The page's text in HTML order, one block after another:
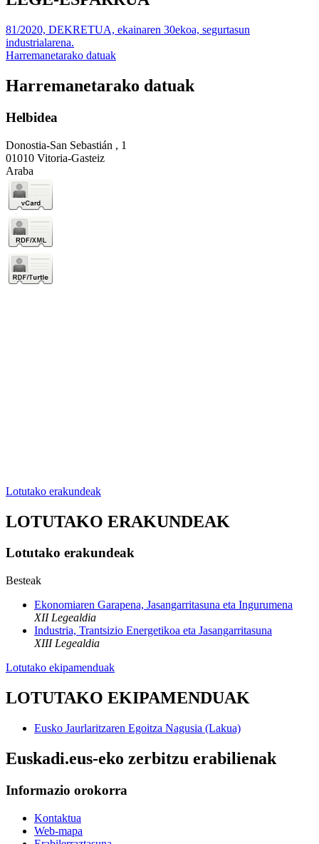
81/2020, DEKRETUA, ekainaren 30ekoa, segurtasun
industrialarena.
Harremanetarako datuak
Harremanetarako datuak
Helbidea
Donostia-San Sebastián , 1
01010 Vitoria-Gasteiz
Araba
Lotutako erakundeak
LOTUTAKO ERAKUNDEAK
Lotutako erakundeak
Besteak
Ekonomiaren Garapena, Jasangarritasuna eta Ingurumena
XII Legealdia
Industria, Trantsizio Energetikoa eta Jasangarritasuna
XIII Legealdia
Lotutako ekipamenduak
LOTUTAKO EKIPAMENDUAK
Eusko Jaurlaritzaren Egoitza Nagusia (Lakua)
Euskadi.eus-eko zerbitzu erabilienak
Informazio orokorra
Kontaktua
Web-mapa